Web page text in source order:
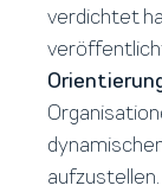
verdichtet